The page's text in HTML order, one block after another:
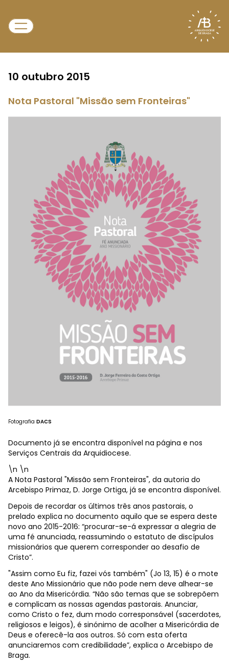
10 outubro 2015
Nota Pastoral "Missão sem Fronteiras"
Fotografia DACS
Documento já se encontra disponível na página e nos
Serviços Centrais da Arquidiocese.
\n \n
A Nota Pastoral "Missão sem Fronteiras", da autoria do
Arcebispo Primaz, D. Jorge Ortiga, já se encontra disponível.
Depois de recordar os últimos três anos pastorais, o
prelado explica no documento aquilo que se espera deste
novo ano 2015-2016: “procurar-se-á expressar a alegria de
uma fé anunciada, reassumindo o estatuto de discípulos
missionários que querem corresponder ao desafio de
Cristo”.
"Assim como Eu fiz, fazei vós também" (Jo 13, 15) é o mote
deste Ano Missionário que não pode nem deve alhear-se
ao Ano da Misericórdia. “Não são temas que se sobrepõem
e complicam as nossas agendas pastorais. Anunciar,
como Cristo o fez, dum modo corresponsável (sacerdotes,
religiosos e leigos), é sinónimo de acolher a Misericórdia de
Deus e oferecê-la aos outros. Só com esta oferta
anunciaremos com credibilidade”, explica o Arcebispo de
Braga.